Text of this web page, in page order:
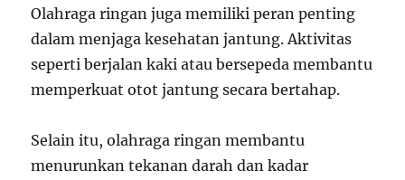
Olahraga ringan juga memiliki peran penting
dalam menjaga kesehatan jantung. Aktivitas
seperti berjalan kaki atau bersepeda membantu
memperkuat otot jantung secara bertahap.
Selain itu, olahraga ringan membantu
menurunkan tekanan darah dan kadar